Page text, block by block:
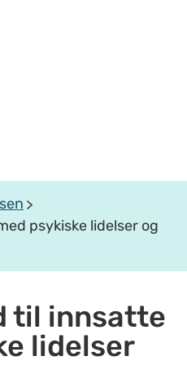
psykiske lidelser og
til innsatte
lidelser